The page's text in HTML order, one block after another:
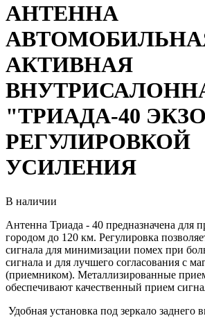
АНТЕННА
АКТИВНАЯ
"ТРИАДА-40
РЕГУЛИРОВКОЙ
УСИЛЕНИЯ
В наличии
Антенна Триада - 40 предназначена для
городом до 120 км. Регулировка
сигнала для минимизации помех при
сигнала и для лучшего согласования с
(приемником). Металлизированные
обеспечивают качественный прием
Удобная установка под зеркало заднего